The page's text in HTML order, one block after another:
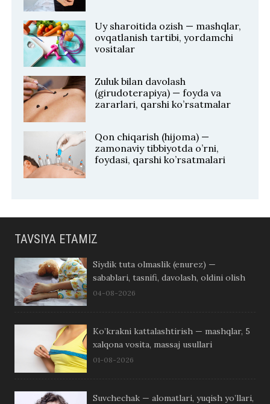
Uy sharoitida ozish — mashqlar,
ovqatlanish tartibi, yordamchi
vositalar
Zuluk bilan davolash
(girudoterapiya) — foyda va
zararlari, qarshi ko’rsatmalar
Qon chiqarish (hijoma) —
zamonaviy tibbiyotda o’rni,
foydasi, qarshi ko’rsatmalari
TAVSIYA ETAMIZ
Siydik tuta olmaslik (enurez) —
sabablari, tasnifi, davolash, oldini olish
04-08-2026
Ko’krakni kattalashtirish — mashqlar, 5
xalqona vosita, massaj usullari
01-08-2026
Suvchechak — alomatlari, yuqish yo’llari,